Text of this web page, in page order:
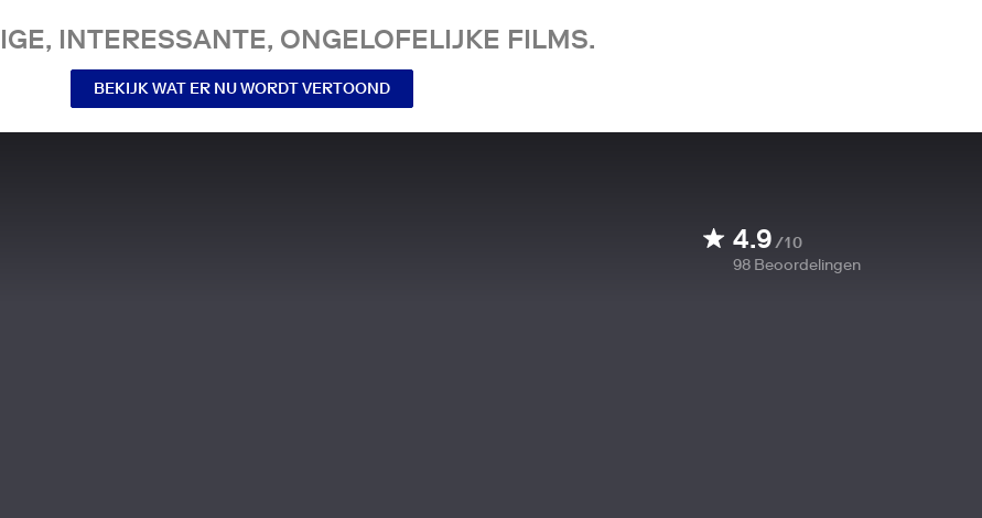
INTERESSANTE, ONGELOFELIJKE FILMS.
BEKIJK WAT ER NU WORDT VERTOOND
4.9/10
98 Beoordelingen